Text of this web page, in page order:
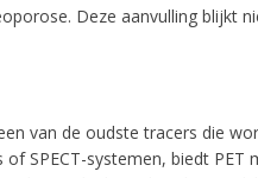
Deze aanvulling
van de oudste tracers die
SPECT-systemen, biedt
to stay informed about